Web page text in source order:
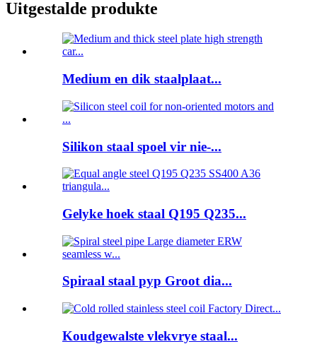
Uitgestalde produkte
Medium en dik staalplaat...
Silikon staal spoel vir nie-...
Gelyke hoek staal Q195 Q235...
Spiraal staal pyp Groot dia...
Koudgewalste vlekvrye staal...